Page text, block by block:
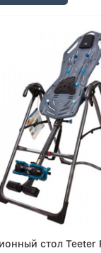
стол Teeter